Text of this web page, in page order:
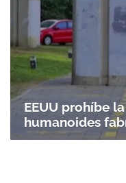
EEUU prohíbe
humanoides